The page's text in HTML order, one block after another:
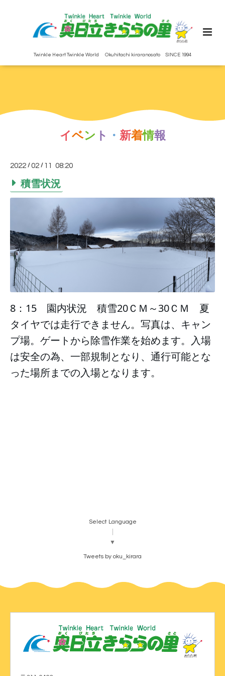
Twinkle Heart Twinkle World Okuhitachi kiraranosato SINCE 1994
イ ベン ト ・ 新着情報
2022 /02 / 11 08:20
積雪状況
8：15　園内状況　積雪20ＣＭ～30ＣＭ　夏
タイヤでは走行できません。写真は、キャン
プ場。ゲートから除雪作業を始めます。入場
は安全の為、一部規制となり、通行可能とな
った場所までの入場となります。
Select Language
▼
Tweets by oku_kirara